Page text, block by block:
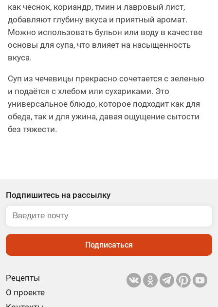
как чеснок, кориандр, тмин и лавровый лист,
добавляют глубину вкуса и приятный аромат.
Можно использовать бульон или воду в качестве
основы для супа, что влияет на насыщенность
вкуса.
Суп из чечевицы прекрасно сочетается с зеленью
и подаётся с хлебом или сухариками. Это
универсальное блюдо, которое подходит как для
обеда, так и для ужина, давая ощущение сытости
без тяжести.
Рецепты
О проекте
Подпишитесь на рассылку
Подписаться